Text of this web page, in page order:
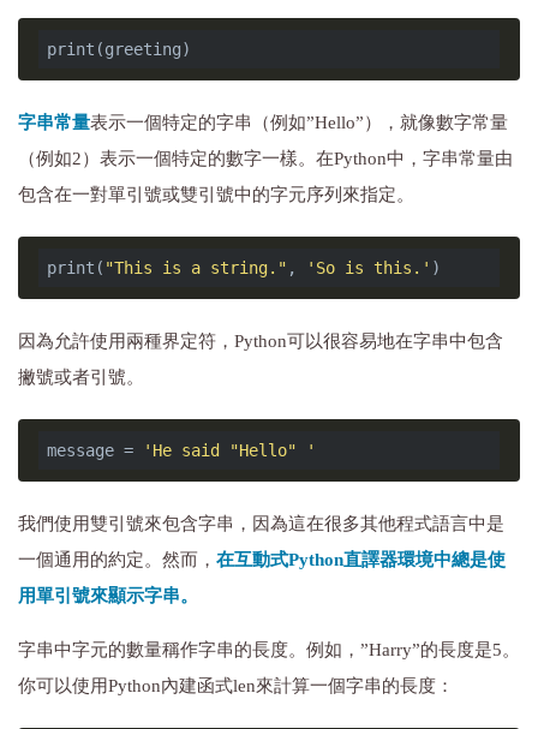
字串常量表示一個特定的字串（例如”Hello”），就像數字常量
（例如2）表示一個特定的數字一樣。在Python中，字串常量由
包含在一對單引號或雙引號中的字元序列來指定。
print( "This is a string." , 'So is this.'
因為允許使用兩種界定符，Python可以很容易地在字串中包含
撇號或者引號。
message = 'He said "Hello" '
我們使用雙引號來包含字串，因為這在很多其他程式語言中是
一個通用的約定。然而， 在互動式Python直譯器環境中總是使
用單引號來顯示字串。
字串中字元的數量稱作字串的長度。例如，”Harry”的長度是5。
你可以使用Python內建函式len來計算一個字串的長度：